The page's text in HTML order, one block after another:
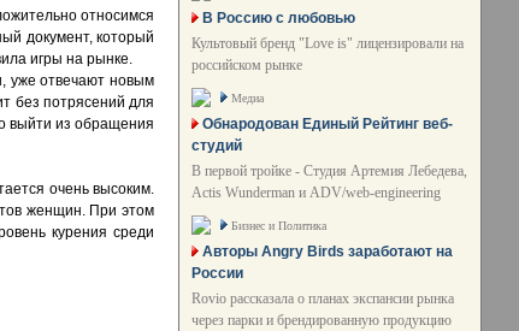
относимся
документ, который
игры на рынке.
уже отвечают новым
без потрясений для
выйти из обращения
очень высоким.
женщин. При этом
курения среди
В Россию с любовью
Культовый бренд "Love is" лицензировали на
российском рынке
Медиа
Обнародован Единый Рейтинг веб-
студий
В первой тройке - Студия Артемия Лебедева,
Actis Wunderman и ADV/web-engineering
Бизнес и Политика
Авторы Angry Birds заработают на
России
Rovio рассказала о планах экспансии рынка
через парки и брендированную продукцию